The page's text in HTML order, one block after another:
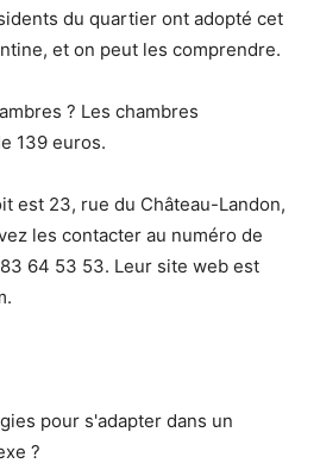
du quartier ont adopté cet
et on peut les comprendre.
? Les chambres
139 euros.
est 23, rue du Château-Landon,
les contacter au numéro de
64 53 53. Leur site web est
pour s'adapter dans un
?